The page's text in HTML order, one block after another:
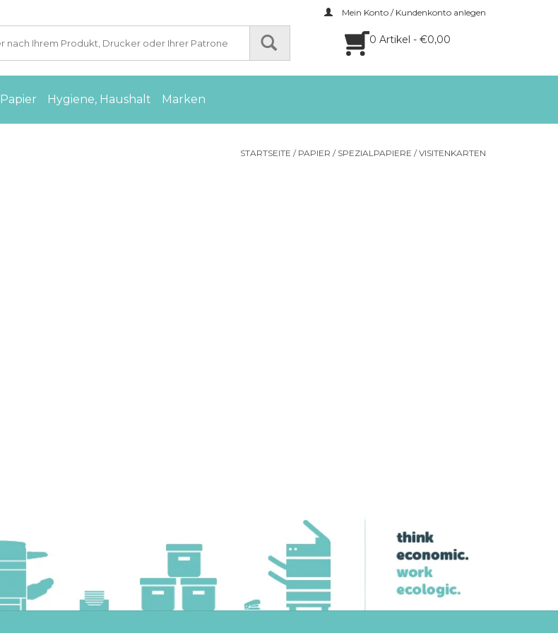
Mein Konto / Kundenkonto anlegen
0 Artikel - €0,00
Papier Hygiene, Haushalt Marken
STARTSEITE / PAPIER / SPEZIALPAPIERE /VISITENKARTEN